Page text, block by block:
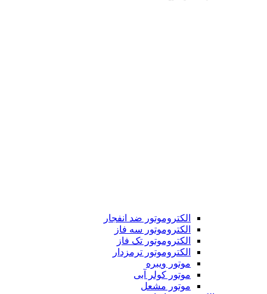
الکتروموتور ضد انفجار
الکتروموتور سه فاز
الکتروموتور تک فاز
الکتروموتور ترمزدار
موتور ویبره
موتور کولر آبی
موتور مشعل